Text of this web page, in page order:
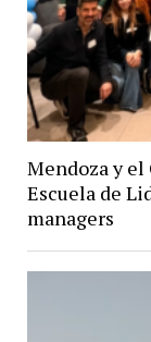
Mendoza y el
Escuela de
managers